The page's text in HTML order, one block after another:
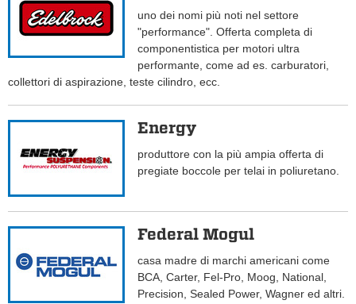
uno dei nomi più noti nel settore
"performance". Offerta completa di
componentistica per motori ultra
performante, come ad es. carburatori,
collettori di aspirazione, teste cilindro, ecc.
Energy
produttore con la più ampia offerta di
pregiate boccole per telai in poliuretano.
Federal Mogul
casa madre di marchi americani come
BCA, Carter, Fel-Pro, Moog, National,
Precision, Sealed Power, Wagner ed altri.